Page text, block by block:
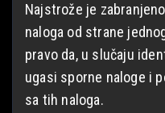
Najstrože je
naloga od strane
pravo da, u slučaju
ugasi sporne naloge i
sa tih naloga.